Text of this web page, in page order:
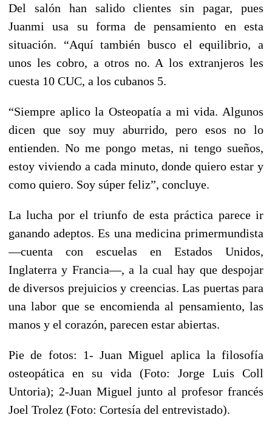
Del salón han salido clientes sin pagar, pues
Juanmi usa su forma de pensamiento en esta
situación. “Aquí también busco el equilibrio, a
unos les cobro, a otros no. A los extranjeros les
cuesta 10 CUC, a los cubanos 5.
“Siempre aplico la Osteopatía a mi vida. Algunos
dicen que soy muy aburrido, pero esos no lo
entienden. No me pongo metas, ni tengo sueños,
estoy viviendo a cada minuto, donde quiero estar y
como quiero. Soy súper feliz”, concluye.
La lucha por el triunfo de esta práctica parece ir
ganando adeptos. Es una medicina primermundista
—cuenta con escuelas en Estados Unidos,
Inglaterra y Francia—, a la cual hay que despojar
de diversos prejuicios y creencias. Las puertas para
una labor que se encomienda al pensamiento, las
manos y el corazón, parecen estar abiertas.
Pie de fotos: 1- Juan Miguel aplica la filosofía
osteopática en su vida (Foto: Jorge Luis Coll
Untoria); 2-Juan Miguel junto al profesor francés
Joel Trolez (Foto: Cortesía del entrevistado).